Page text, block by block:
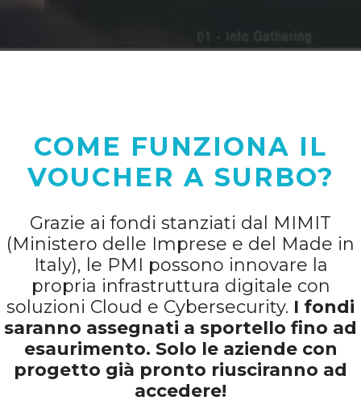
COME FUNZIONA IL
VOUCHER A SURBO?
Grazie ai fondi stanziati dal MIMIT
(Ministero delle Imprese e del Made in
Italy), le PMI possono innovare la
propria infrastruttura digitale con
soluzioni Cloud e Cybersecurity. I fondi
saranno assegnati a sportello fino ad
esaurimento. Solo le aziende con
progetto già pronto riusciranno ad
accedere!